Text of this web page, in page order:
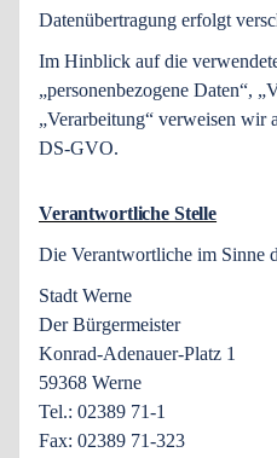
Datenübertragung erfolgt
Im Hinblick auf die
„personenbezogene Daten“,
„Verarbeitung“ verweisen
DS-GVO.
Verantwortliche Stelle
Die Verantwortliche im Sinne
Stadt Werne
Der Bürgermeister
Konrad-Adenauer-Platz 1
59368 Werne
Tel.: 02389 71-1
Fax: 02389 71-323